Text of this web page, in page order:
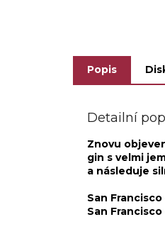
Popis
Detailní
Znovu
gin s velmi
a následuje
San
San